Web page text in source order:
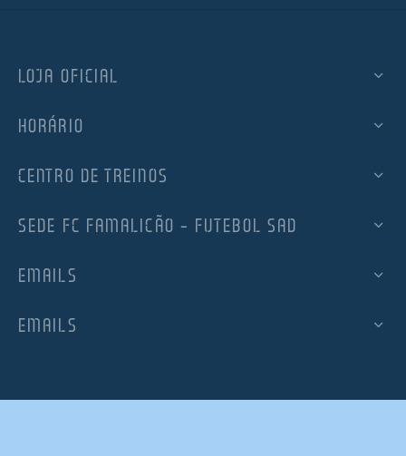
LOJA OFICIAL
HORÁRIO
CENTRO DE TREINOS
SEDE FC FAMALICÃO – FUTEBOL SAD
EMAILS
EMAILS